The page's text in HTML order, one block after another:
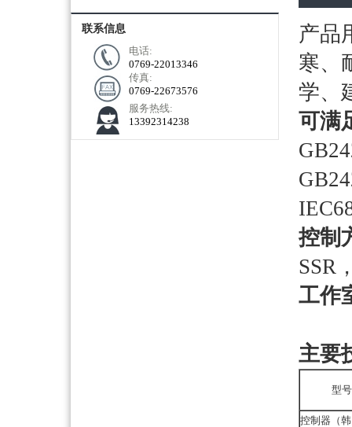
联系信息
电话:
0769-22013346
传真:
0769-22673576
服务热线:
13392314238
产品
寒、
学、
可满
控制
SSR
工作
主要
型号
控制器（